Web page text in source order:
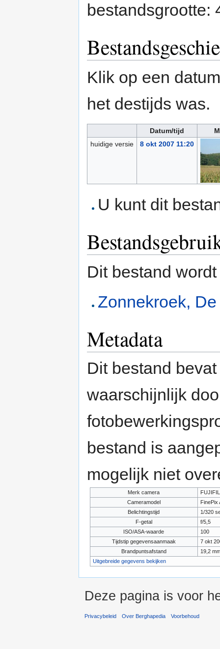
bestandsgrootte:
Klik op een
het destijds was.
Datum/tijd
huidige versie
8 okt 2007 11:20
U kunt dit
Dit bestand
Zonnekroek,
Metadata
Dit bestand
waarschijnlijk
bestand is
mogelijk niet
Merk camera
Cameramodel
FinePix
Belichtingstijd
1/320
F-getal
f/5,5
ISO/ASA-waarde
100
Tijdstip gegevensaanmaak
7 okt
Brandpuntsafstand
19,2
Uitgebreide gegevens bekijken
Deze pagina is voor
Privacybeleid Over Berghapedia Voorbehoud